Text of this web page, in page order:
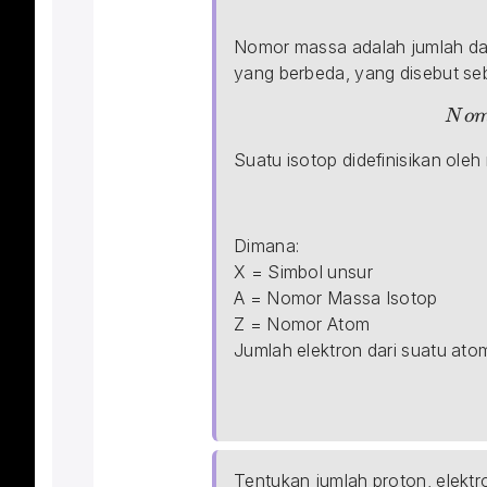
Nomor massa adalah jumlah
yang berbeda, yang disebut
Nomor\; Massa\; No
Suatu isotop didefinisikan
Dimana:
X = Simbol unsur
A = Nomor Massa Isotop
Z = Nomor Atom
Jumlah elektron dari suatu
Jumlah\; Elektron\; =
Tentukan jumlah proton,